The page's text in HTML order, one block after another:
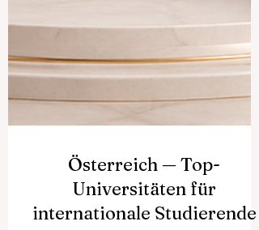
Österreich — Top-
Universitäten für